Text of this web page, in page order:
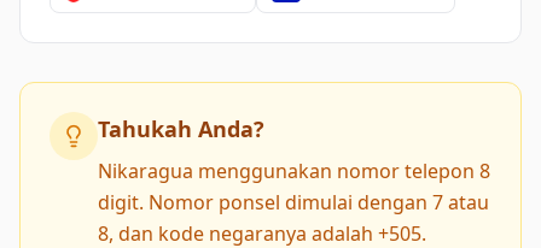
Tahukah Anda?
Nikaragua menggunakan nomor telepon 8
digit. Nomor ponsel dimulai dengan 7 atau
8, dan kode negaranya adalah +505.